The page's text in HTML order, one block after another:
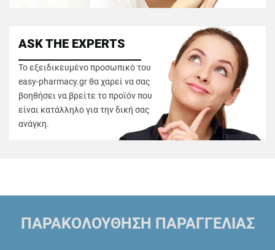
ASK THE EXPERTS
Το εξειδικευμένο προσωπικό του
easy-pharmacy.gr θα χαρεί να σας
βοηθήσει να βρείτε το προϊόν που
είναι κατάλληλο για την δική σας
ανάγκη.
ΠΑΡΑΚΟΛΟΥΘΗΣΗ ΠΑΡΑΓΓΕΛΙΑΣ